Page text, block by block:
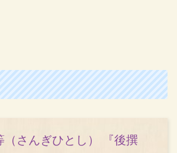
（さんぎひとし） 『後撰